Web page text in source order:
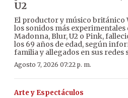
U2
El productor y músico británico
los sonidos más experimentales
Madonna, Blur, U2 o Pink,
los 69 años de edad, según
familia y allegados en sus redes
Agosto 7, 2026 07:22 p. m.
Arte y Espectáculos